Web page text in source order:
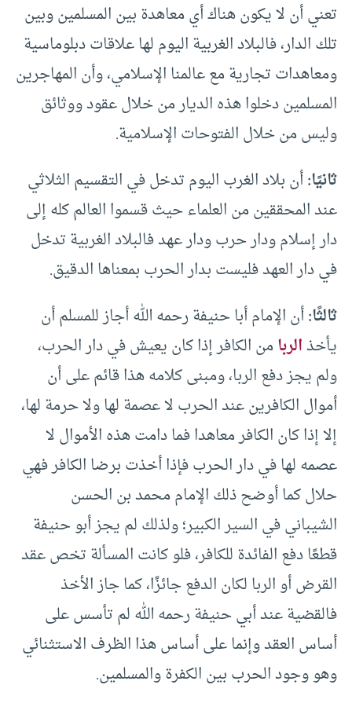
تعني أن لا يكون هناك أي معاهدة بين المسلمين وبين
تلك الدار، فالبلاد الغربية اليوم لها علاقات دبلوماسية
ومعاهدات تجارية مع عالمنا الإسلامي، وأن المهاجرين
المسلمين دخلوا هذه الديار من خلال عقود ووثائق
وليس من خلال الفتوحات الإسلامية.
ثانيًا:أن بلاد الغرب اليوم تدخل في التقسيم الثلاثي
عند المحققين من العلماء حيث قسموا العالم كله إلى
دار إسلام ودار حرب ودار عهد فالبلاد الغربية تدخل
في دار العهد فليست بدار الحرب بمعناها الدقيق.
ثالثًا:أن الإمام أبا حنيفة رحمه الله أجاز للمسلم أن
يأخذالربامن الكافر إذا كان يعيش في دار الحرب،
ولم يجز دفع الربا، ومبنى كلامه هذا قائم على أن
أموال الكافرين عند الحرب لا عصمة لها ولا حرمة لها،
إلا إذا كان الكافر معاهدا فما دامت هذه الأموال لا
عصمه لها في دار الحرب فإذا أخذت برضا الكافر فهي
حلال كما أوضح ذلك الإمام محمد بن الحسن
الشيباني في السير الكبير؛ ولذلك لم يجز أبو حنيفة
قطعًا دفع الفائدة للكافر، فلو كانت المسألة تخص عقد
القرض أو الربا لكان الدفع جائزًا، كما جاز الأخذ
فالقضية عند أبي حنيفة رحمه الله لم تأسس على
أساس العقد وإنما على أساس هذا الظرف الاستثنائي
وهو وجود الحرب بين الكفرة والمسلمين.